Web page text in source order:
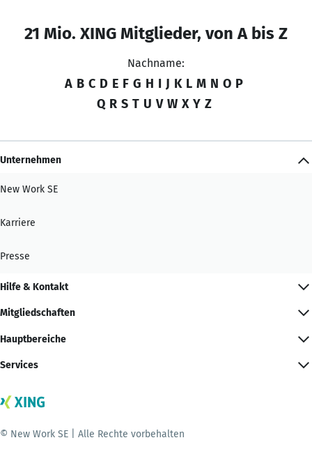
21 Mio. XING Mitglieder, von A bis Z
Nachname:
A B C D E F G H I J K L M N O P
Q R S T U V W X Y Z
Unternehmen
New Work SE
Karriere
Presse
Hilfe & Kontakt
Mitgliedschaften
Hauptbereiche
Services
© New Work SE | Alle Rechte vorbehalten